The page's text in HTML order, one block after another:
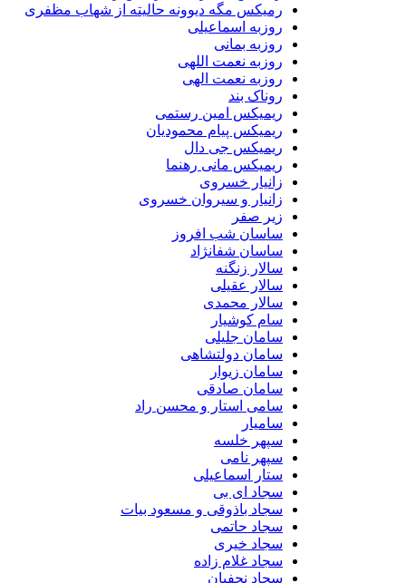
رمیکس مگه دیوونه حالیته از شهاب مظفری
روزبه اسماعیلی
روزبه بمانی
روزبه نعمت اللهی
روزبه نعمت الهی
روناک بند
ریمیکس امین رستمی
ریمیکس پیام محمودیان
ریمیکس جی دال
ریمیکس مانی رهنما
زانیار خسروی
زانیار و سیروان خسروی
زیر صفر
ساسان شب افروز
ساسان شفانژاد
سالار زنگنه
سالار عقیلی
سالار محمدی
سام کوشیار
سامان جلیلی
سامان دولتشاهی
سامان زیوار
سامان صادقی
سامی استار و محسن راد
سامیار
سپهر خلسه
سپهر نامی
ستار اسماعیلی
سجاد ای بی
سجاد باذوقی و مسعود بیات
سجاد حاتمی
سجاد خیری
سجاد غلام زاده
سجاد نجفیان